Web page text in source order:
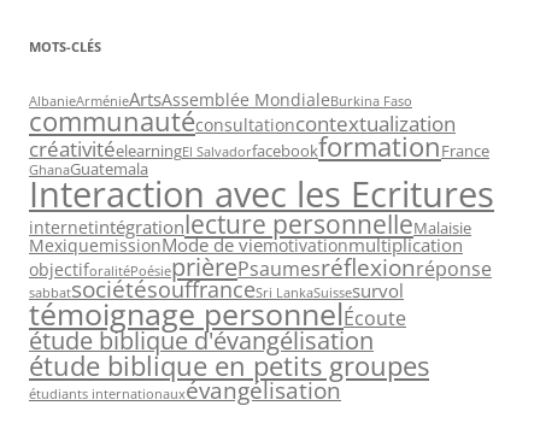
MOTS-CLÉS
AlbanieArménieArtsAssemblée MondialeBurkina Faso
communautéconsultationcontextualization
créativitéelearningEl SalvadorfacebookformationFrance
GhanaGuatemala
Interaction avec les Ecritures
internetintégrationlecture personnelleMalaisie
MexiquemissionMode de viemotivationmultiplication
objectiforalitéPoésieprièrePsaumesréflexionréponse
sabbatsociétésouffranceSri LankaSuissesurvol
témoignage personnelÉcoute
étude biblique d'évangélisation
étude biblique en petits groupes
étudiants internationauxévangélisation